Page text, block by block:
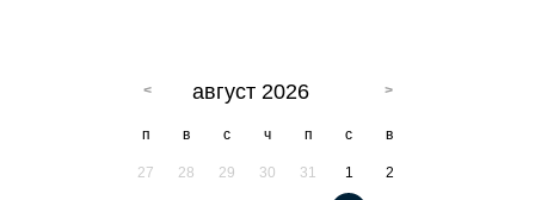
август 2026
п в с ч п с в
27 28 29 30 31 1 2